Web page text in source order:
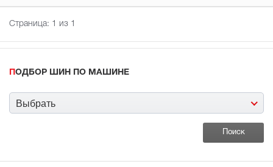
Страница: 1 из 1
ПОДБОР ШИН ПО МАШИНЕ
Выбрать